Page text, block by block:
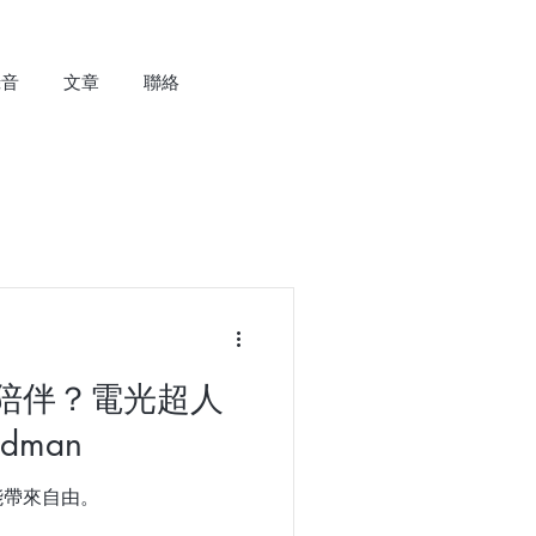
文章 聯絡
伴？電光超人
來自由。